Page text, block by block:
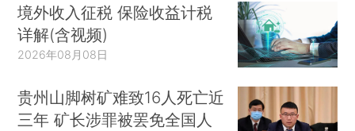
境外收入征税 保险收益计税
详解(含视频)
2026年08月08日
贵州山脚树矿难致16人死亡近
三年 矿长涉罪被罢免全国人